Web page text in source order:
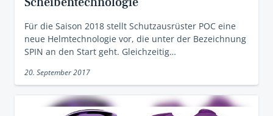
Für die Saison 2018 stellt Schutzausrüster POC eine
neue Helmtechnologie vor, die unter der Bezeichnung
SPIN an den Start geht. Gleichzeitig…
20. September 2017